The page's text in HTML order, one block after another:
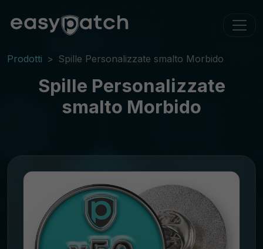
Prodotti Spille Personalizzate smalto Morbido
Spille Personalizzate
smalto Morbido